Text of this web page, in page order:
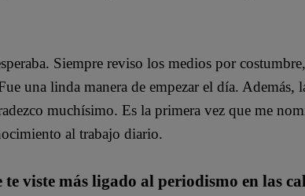
Siempre reviso los medios por
una linda manera de empezar el día. Además,
muchísimo. Es la primera vez que me
al trabajo diario.
viste más ligado al periodismo en las